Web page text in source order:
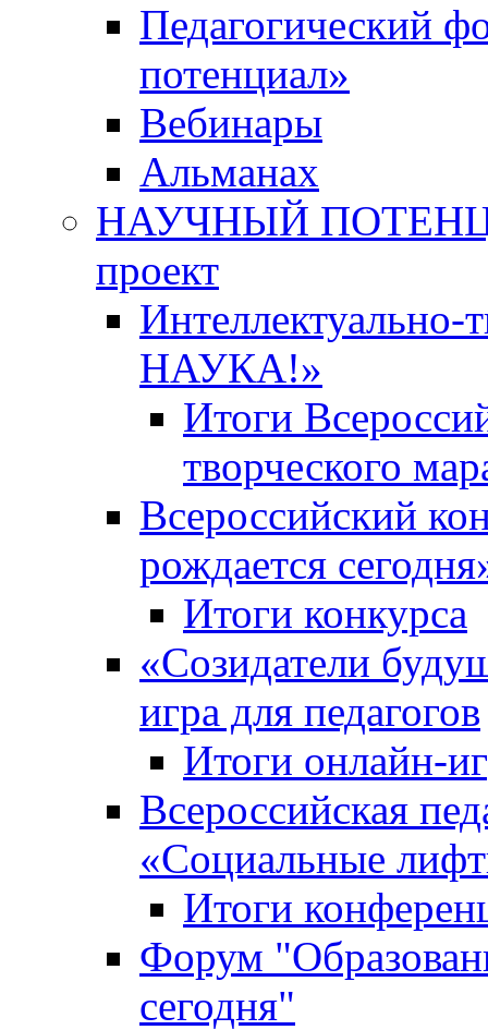
Педагогический
потенциал»
Вебинары
Альманах
НАУЧНЫЙ
проект
НАУКА!»
Итоги
творческого
Всероссийский
рождается
Итоги конкурса
«Cозидатели
игра для педагогов
Итоги онлайн-
Всероссийская
«Cоциальные
Итоги
Форум
сегодня"